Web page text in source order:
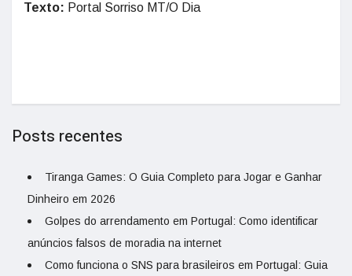
Texto: Portal Sorriso MT/O Dia
Posts recentes
Tiranga Games: O Guia Completo para Jogar e Ganhar
Dinheiro em 2026
Golpes do arrendamento em Portugal: Como identificar
anúncios falsos de moradia na internet
Como funciona o SNS para brasileiros em Portugal: Guia